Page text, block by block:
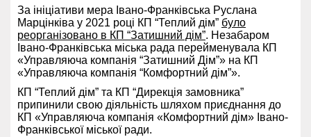
За ініціативи мера Івано-Франківська Руслана
Марцінківа у 2021 році КП “Теплий дім” було
реорганізовано в КП “Затишний дім”. Незабаром
Івано-Франківська міська рада перейменувала КП
«Управляюча компанія “Затишний Дім”» на КП
«Управляюча компанія “Комфортний дім”».
КП “Теплий дім” та КП “Дирекція замовника”
припинили свою діяльність шляхом приєднання до
КП «Управляюча компанія «Комфортний дім» Івано-
Франківської міської ради.